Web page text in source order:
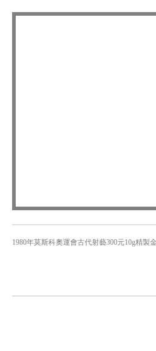
1980年莫斯科奧運會古代射藝300元10g精製